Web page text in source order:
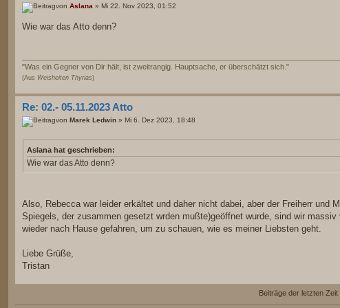
von Aslana » Mi 22. Nov 2023, 01:52
Wie war das Atto denn?
"Was ein Gegner von Dir hält, ist zweitrangig. Hauptsache, er überschätzt sich."
(Aus Weisheiten Thyrias)
Re: 02.- 05.11.2023 Atto
von Marek Ledwin » Mi 6. Dez 2023, 18:48
Aslana hat geschrieben:
Wie war das Atto denn?
Also, Rebecca war leider erkältet und daher nicht dabei, aber der Freiherr
Spiegels, der zusammen gesetzt wrden mußte)geöffnet wurde, sind wir
wieder nach Hause gefahren, um zu schauen, wie es meiner Liebsten geht.
Liebe Grüße,
Tristan
Beiträge der letzten Zeit